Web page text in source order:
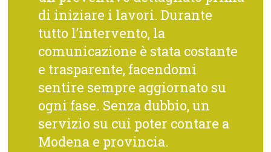
di iniziare i lavori. Durante
tutto l’intervento, la
comunicazione è stata costante
e trasparente, facendomi
sentire sempre aggiornato su
ogni fase. Senza dubbio, un
servizio su cui poter contare a
Modena e provincia.